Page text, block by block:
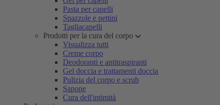
Pasta per capelli
Spazzole e pettini
Tagliacapelli
Prodotti per la cura del corpo
Visualizza tutti
Creme corpo
Deodoranti e antitraspiranti
Gel doccia e trattamenti doccia
Pulizia del corpo e scrub
Sapone
Cura dell'intimità